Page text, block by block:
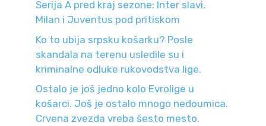
Serija A pred kraj sezone: Inter slavi,
Milan i Juventus pod pritiskom
Ko to ubija srpsku košarku? Posle
skandala na terenu usledile su i
kriminalne odluke rukovodstva lige.
Ostalo je još jedno kolo Evrolige u
košarci. Još je ostalo mnogo nedoumica.
Crvena zvezda vreba šesto mesto.